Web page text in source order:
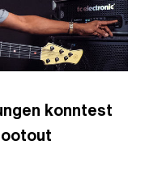
konntest